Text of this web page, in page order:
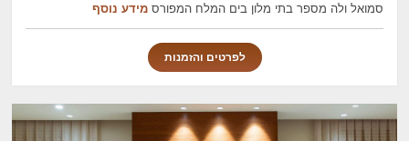
סמואל ולה מספר בתי מלון בים המלח המפורסמידע נוסף
לפרטים והזמנות